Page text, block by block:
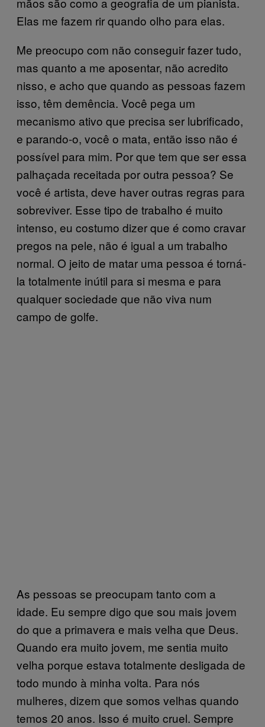
Elas me fazem rir quando olho para elas.
Me preocupo com não conseguir fazer tudo,
mas quanto a me aposentar, não acredito
nisso, e acho que quando as pessoas fazem
isso, têm demência. Você pega um
mecanismo ativo que precisa ser lubrificado,
e parando-o, você o mata, então isso não é
possível para mim. Por que tem que ser essa
palhaçada receitada por outra pessoa? Se
você é artista, deve haver outras regras para
sobreviver. Esse tipo de trabalho é muito
intenso, eu costumo dizer que é como cravar
pregos na pele, não é igual a um trabalho
normal. O jeito de matar uma pessoa é torná-
la totalmente inútil para si mesma e para
qualquer sociedade que não viva num
campo de golfe.
As pessoas se preocupam tanto com a
idade. Eu sempre digo que sou mais jovem
do que a primavera e mais velha que Deus.
Quando era muito jovem, me sentia muito
velha porque estava totalmente desligada de
todo mundo à minha volta. Para nós
mulheres, dizem que somos velhas quando
temos 20 anos. Isso é muito cruel. Sempre